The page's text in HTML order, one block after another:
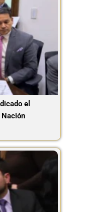
el
Nación